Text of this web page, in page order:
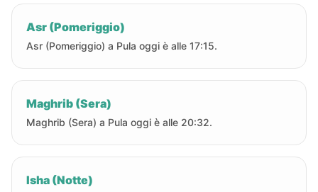
Asr (Pomeriggio)
Asr (Pomeriggio) a Pula oggi è alle 17:15.
Maghrib (Sera)
Maghrib (Sera) a Pula oggi è alle 20:32.
Isha (Notte)